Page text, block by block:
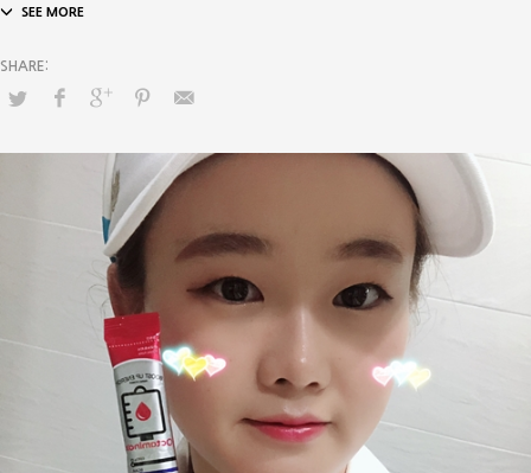
2014 KLPGA 카이도골프 · 군산CC 드림투어 4차전 3위
2017 KLPGA 이동수 스포츠배 드림투어 8차전 3위